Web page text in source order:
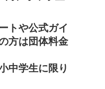
トや公式ガイ
方は団体料金
中学生に限り